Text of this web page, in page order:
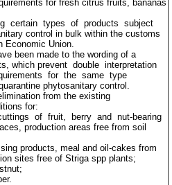
for fresh citrus fruits, bananas
certain types of products subject
control in bulk within the customs
Economic Union.
been made to the wording of a
which prevent double interpretation
for the same type
phytosanitary control.
from the existing
for:
of fruit, berry and nut-bearing
production areas free from soil
products, meal and oil-cakes from
sites free of Striga spp plants;